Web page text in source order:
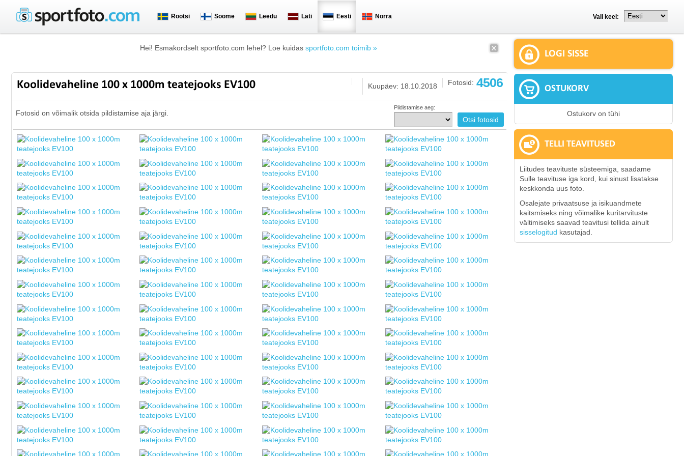
Rootsi Soome Leedu Läti Eesti Norra Vali keel:
Hei! Esmakordselt sportfoto.com lehel? Loe kuidas sportfoto.com toimib »
Koolidevaheline 100 x 1000m teatejooks EV100 Fotosid: 4506
Kuupäev: 18.10.2018
Fotosid on võimalik otsida pildistamise aja järgi.
Pildistamise aeg:
LOGI SISSE
OSTUKORV
Ostukorv on tühi
TELLI TEAVITUSED
Liitudes teavituste süsteemiga, saadame
Sulle teavituse iga kord, kui sinust lisatakse
keskkonda uus foto.
Osalejate privaatsuse ja isikuandmete
kaitsmiseks ning võimalike kuritarvituste
vältimiseks saavad teavitusi tellida ainult
sisselogitud kasutajad.